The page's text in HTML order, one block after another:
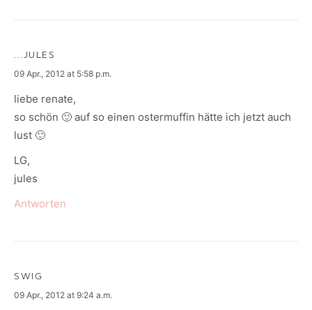
...JULES
says:
09 Apr., 2012 at 5:58 p.m.
liebe renate,
so schön 🙂 auf so einen ostermuffin hätte ich jetzt auch
lust 🙂
LG,
jules
Antworten
SWIG
says:
09 Apr., 2012 at 9:24 a.m.